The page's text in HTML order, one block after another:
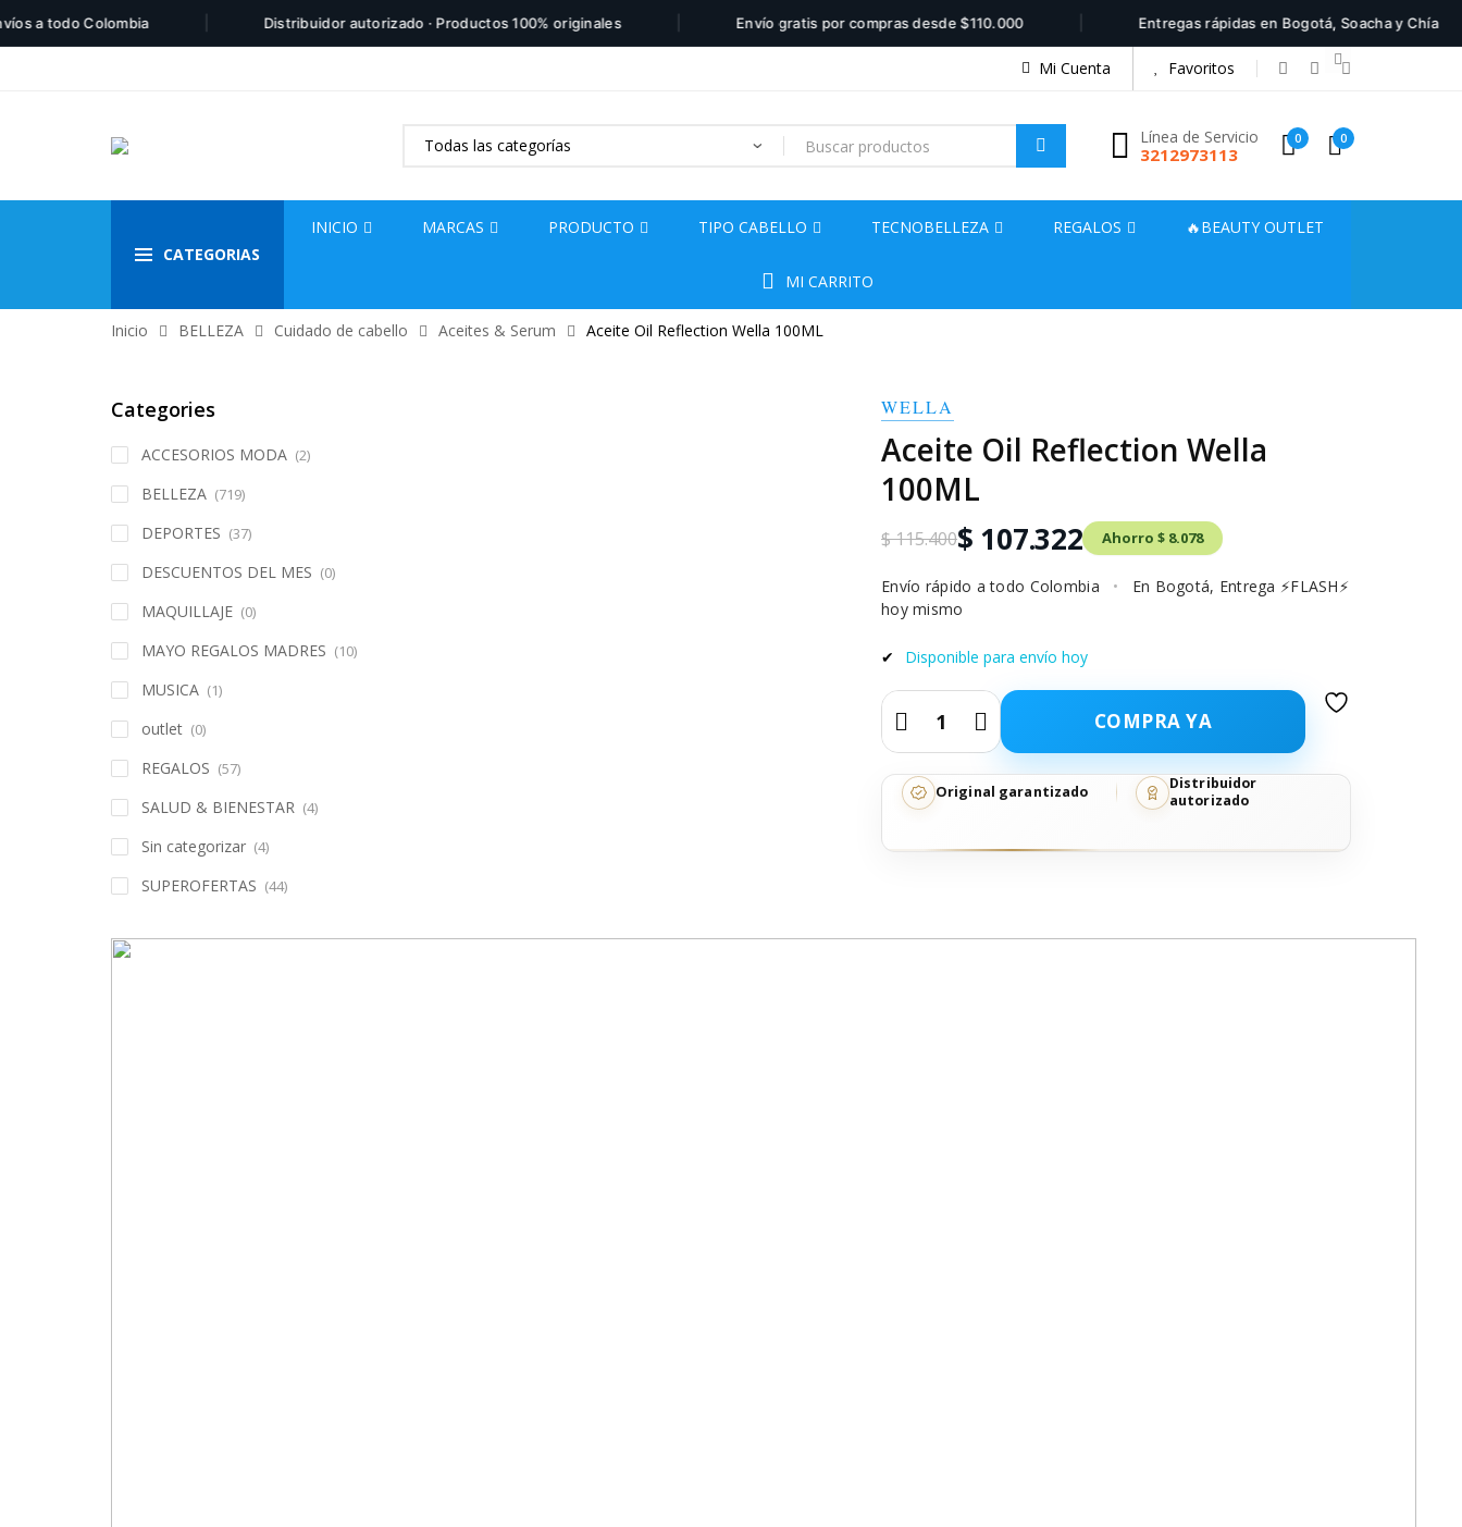
todo Colombia Distribuidor autorizado · Productos 100% originales Envío gratis por compras desde $110.000 Entregas rápidas en Bogotá, Soacha y Chía
Mi Cuenta Favoritos
Línea de Servicio
3212973113
0 0
CATEGORIAS
INICIO MARCAS PRODUCTO TIPO CABELLO TECNOBELLEZA REGALOS 🔥BEAUTY OUTLET
MI CARRITO
Inicio BELLEZA Cuidado de cabello Aceites & Serum Aceite Oil Reflection Wella 100ML
WELLA
Aceite Oil Reflection Wella
100ML
$ 115.400$ 107.322 Ahorro $ 8.078
Envío rápido a todo Colombia •
En Bogotá, Entrega ⚡FLASH⚡
hoy mismo
✔ Disponible para envío hoy
COMPRA YA
Original garantizado
Distribuidor
autorizado
Categories
ACCESORIOS MODA (2)
BELLEZA (719)
DEPORTES (37)
DESCUENTOS DEL MES (0)
MAQUILLAJE (0)
MAYO REGALOS MADRES (10)
MUSICA (1)
outlet (0)
REGALOS (57)
SALUD & BIENESTAR (4)
Sin categorizar (4)
SUPEROFERTAS (44)